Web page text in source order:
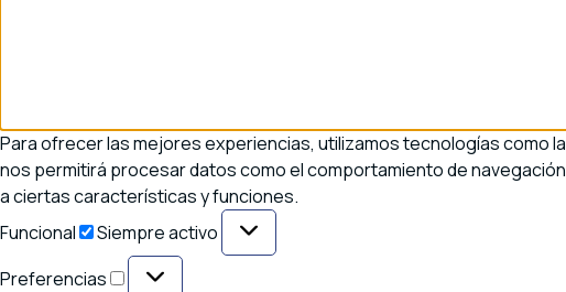
Para ofrecer las mejores experiencias, utilizamos tecnologías como
nos permitirá procesar datos como el comportamiento de
a ciertas características y funciones.
Funcional
Funcional
Siempre activo
Preferencias
Preferencias